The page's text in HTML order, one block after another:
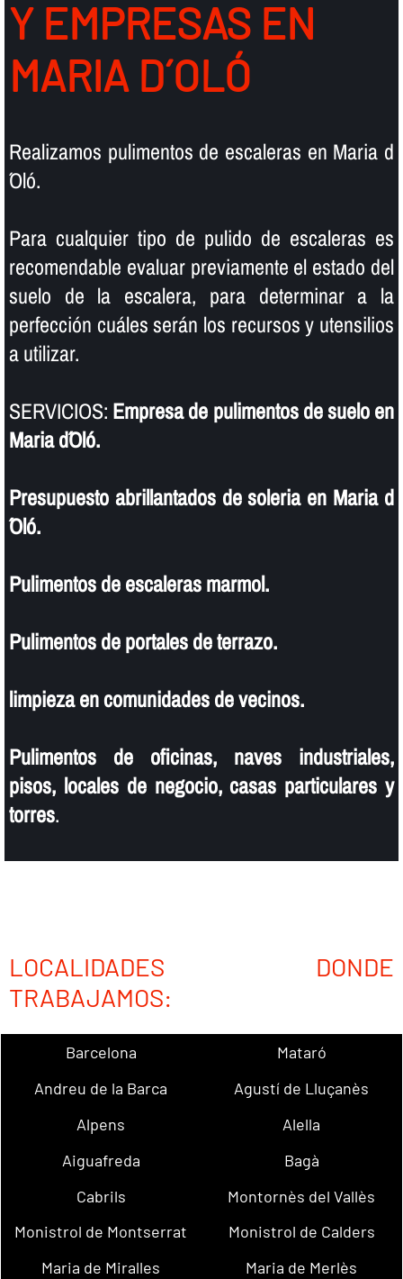
Y EMPRESAS EN
MARIA D´OLÓ
Realizamos pulimentos de escaleras en Maria d
´Oló.
Para cualquier tipo de pulido de escaleras es
recomendable evaluar previamente el estado del
suelo de la escalera, para determinar a la
perfección cuáles serán los recursos y utensilios
a utilizar.
SERVICIOS: Empresa de pulimentos de suelo en
Maria d´Oló.
Presupuesto abrillantados de soleria en Maria d
´Oló.
Pulimentos de escaleras marmol.
Pulimentos de portales de terrazo.
limpieza en comunidades de vecinos.
Pulimentos de oficinas, naves industriales,
pisos, locales de negocio, casas particulares y
torres.
LOCALIDADES DONDE
TRABAJAMOS:
Barcelona
Mataró
Andreu de la Barca
Agustí de Lluçanès
Alpens
Alella
Aiguafreda
Bagà
Cabrils
Montornès del Vallès
Monistrol de Montserrat
Monistrol de Calders
Maria de Miralles
Maria de Merlès